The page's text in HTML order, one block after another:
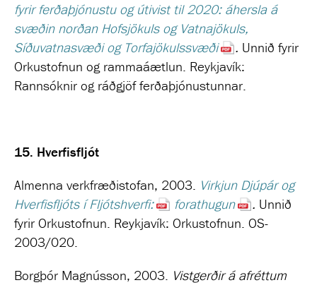
fyrir ferðaþjónustu og útivist til 2020: áhersla á
svæðin norðan Hofsjökuls og Vatnajökuls,
Síðuvatnasvæði og Torfajökulssvæði
. Unnið fyrir
Orkustofnun og rammaáætlun. Reykjavík:
Rannsóknir og ráðgjöf ferðaþjónustunnar.
15. Hverfisfljót
Almenna verkfræðistofan, 2003. Virkjun Djúpár og
Hverfisfljóts í Fljótshverfi:
forathugun . Unnið
fyrir Orkustofnun. Reykjavík: Orkustofnun. OS-
2003/020.
Borgþór Magnússon, 2003. Vistgerðir á afréttum